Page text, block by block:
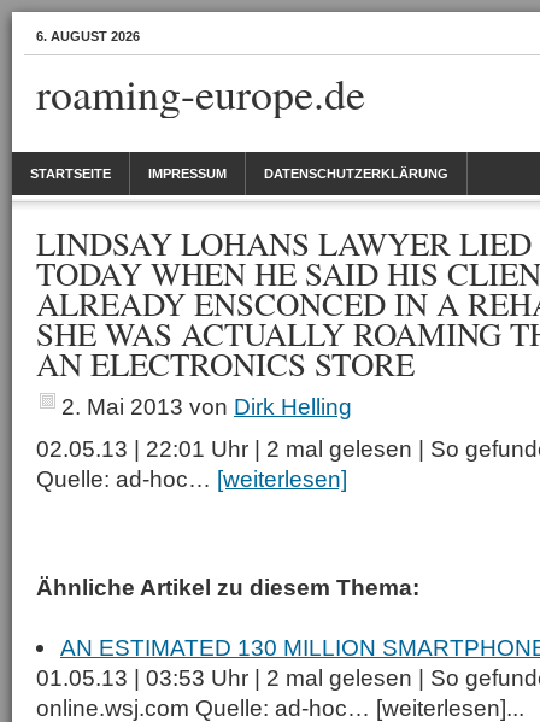
6. AUGUST 2026
roaming-europe.de
STARTSEITE IMPRESSUM DATENSCHUTZERKLÄRUNG
LINDSAY LOHANS LAWYER
TODAY WHEN HE SAID HIS
ALREADY ENSCONCED IN A
SHE WAS ACTUALLY ROAMING
AN ELECTRONICS STORE
2. Mai 2013 von Dirk Helling
02.05.13 | 22:01 Uhr | 2 mal gelesen | So
Quelle: ad-hoc… [weiterlesen]
Ähnliche Artikel zu diesem Thema:
AN ESTIMATED 130 MILLION
01.05.13 | 03:53 Uhr | 2 mal gelesen | So
online.wsj.com Quelle: ad-hoc… [weiterlesen]...